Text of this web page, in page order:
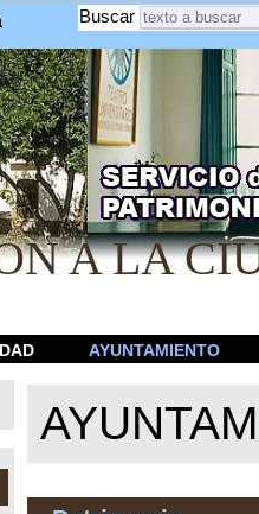
Buscar
A LA
AYUNTAMIENTO